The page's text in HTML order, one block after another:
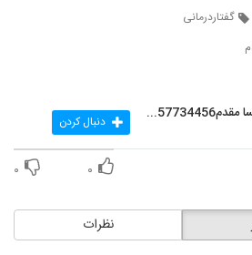
گفتاردرمانی
کلینیک توانبخشی مهسا مقدم09357734456 دنبال کردن
۰ ۰
نظرات